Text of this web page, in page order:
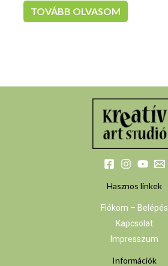
TOVÁBB OLVASOM
Hasznos linkek
Fiókom – Belépés
Kapcsolat
Impresszum
Információk